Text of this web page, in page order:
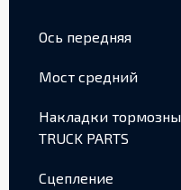
Ось передняя
Мост средний
Накладки
TRUCK PARTS
Сцепление